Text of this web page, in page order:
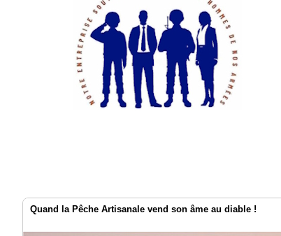
Quand la Pêche Artisanale vend son âme au diable !